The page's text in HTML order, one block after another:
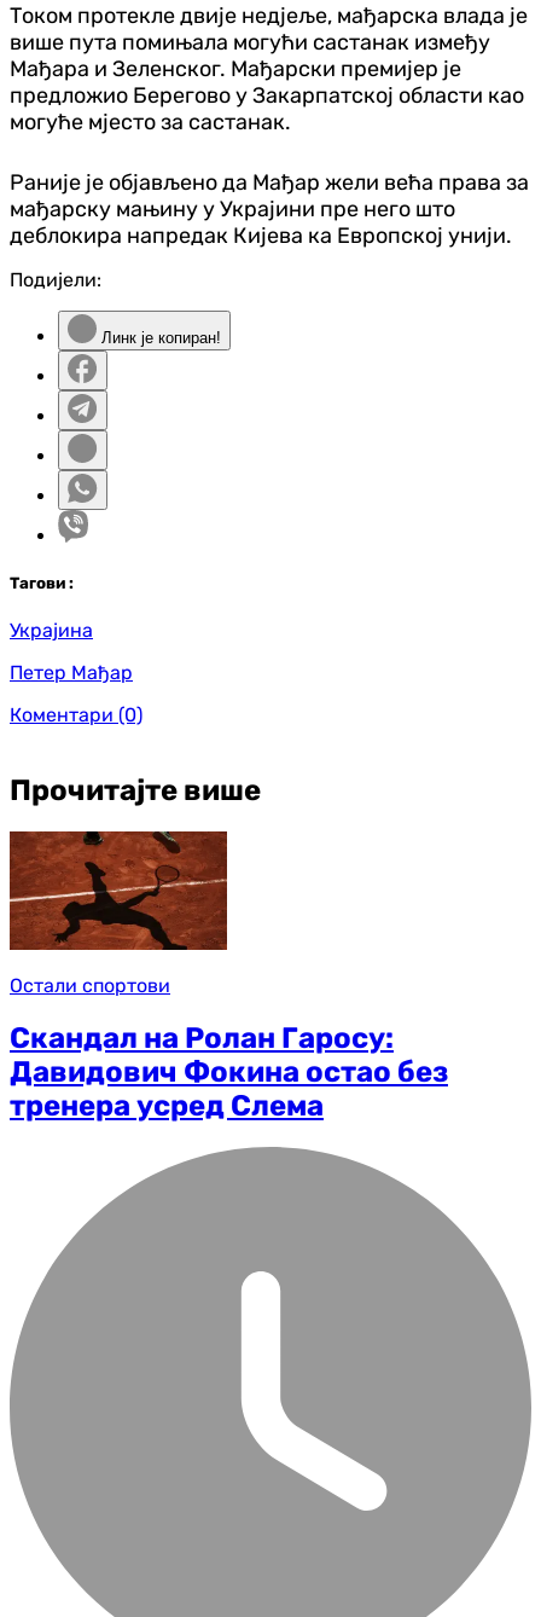
Током протекле двије недјеље, мађарска влада је
више пута помињала могући састанак између
Мађара и Зеленског. Мађарски премијер је
предложио Берегово у Закарпатској области као
могуће мјесто за састанак.
Раније је објављено да Мађар жели већа права за
мађарску мањину у Украјини пре него што
деблокира напредак Кијева ка Европској унији.
Подијели:
Линк је копиран!
Тагови :
Украјина
Петер Мађар
Коментари (0)
Прочитајте више
Остали спортови
Скандал на Ролан Гаросу:
Давидович Фокина остао без
тренера усред Слема